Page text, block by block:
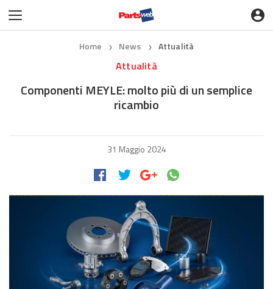
Home ❯ News ❯ Attualità
Attualità
Componenti MEYLE: molto più di un semplice
ricambio
31 Maggio 2024